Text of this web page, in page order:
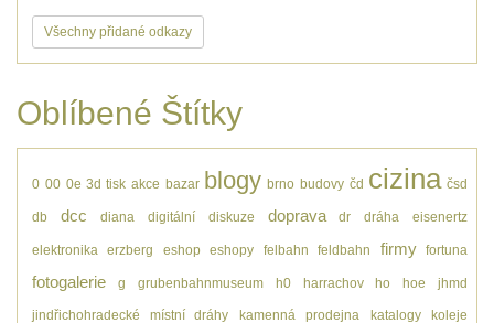
Všechny přidané odkazy
Oblíbené Štítky
0 00 0e 3d tisk akce bazar blogy brno budovy čd cizina čsd
db dcc diana digitální diskuze doprava dr dráha eisenertz
elektronika erzberg eshop eshopy felbahn feldbahn firmy fortuna
fotogalerie g grubenbahnmuseum h0 harrachov ho hoe jhmd
jindřichohradecké místní dráhy kamenná prodejna katalogy koleje